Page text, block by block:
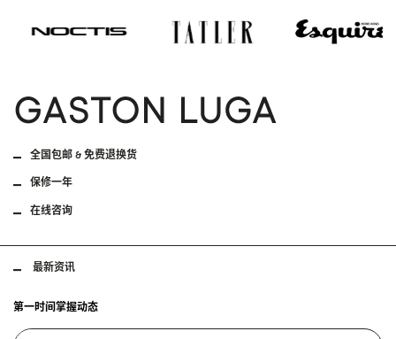
全国包邮 & 免费退换货
保修一年
在线咨询
最新资讯
第一时间掌握动态